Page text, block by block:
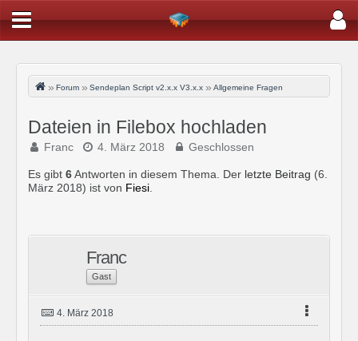
Forum Sendeplan Script v2.x.x V3.x.x Allgemeine Fragen
Dateien in Filebox hochladen
Franc 4. März 2018 Geschlossen
Es gibt 6Antworten in diesem Thema. Der letzte Beitrag (6.
März 2018) ist von Fiesi
Franc
Gast
4. März 2018